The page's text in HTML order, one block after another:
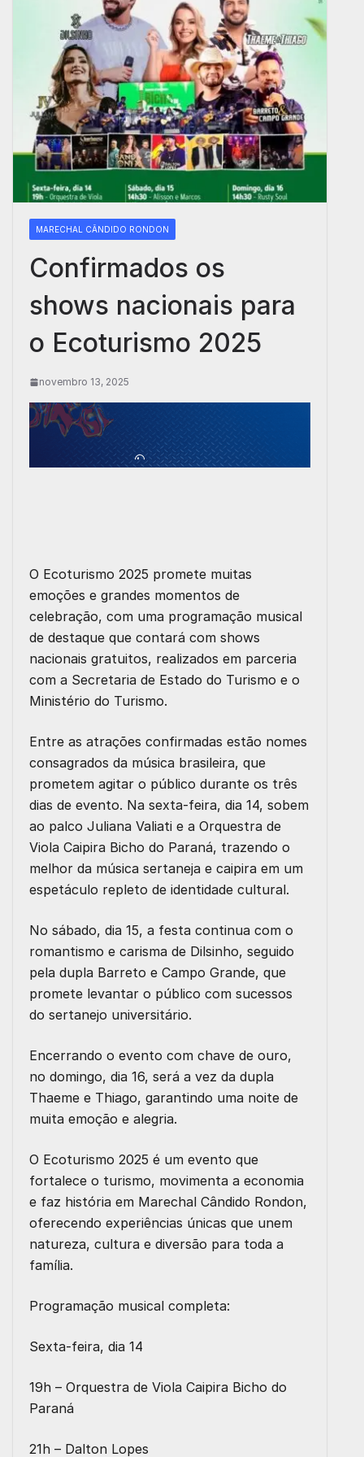
MARECHAL CÂNDIDO RONDON
Confirmados os
shows nacionais para
o Ecoturismo 2025
novembro 13, 2025
O Ecoturismo 2025 promete muitas
emoções e grandes momentos de
celebração, com uma programação musical
de destaque que contará com shows
nacionais gratuitos, realizados em parceria
com a Secretaria de Estado do Turismo e o
Ministério do Turismo.
Entre as atrações confirmadas estão nomes
consagrados da música brasileira, que
prometem agitar o público durante os três
dias de evento. Na sexta-feira, dia 14, sobem
ao palco Juliana Valiati e a Orquestra de
Viola Caipira Bicho do Paraná, trazendo o
melhor da música sertaneja e caipira em um
espetáculo repleto de identidade cultural.
No sábado, dia 15, a festa continua com o
romantismo e carisma de Dilsinho, seguido
pela dupla Barreto e Campo Grande, que
promete levantar o público com sucessos
do sertanejo universitário.
Encerrando o evento com chave de ouro,
no domingo, dia 16, será a vez da dupla
Thaeme e Thiago, garantindo uma noite de
muita emoção e alegria.
O Ecoturismo 2025 é um evento que
fortalece o turismo, movimenta a economia
e faz história em Marechal Cândido Rondon,
oferecendo experiências únicas que unem
natureza, cultura e diversão para toda a
família.
Programação musical completa:
Sexta-feira, dia 14
19h – Orquestra de Viola Caipira Bicho do
Paraná
21h – Dalton Lopes